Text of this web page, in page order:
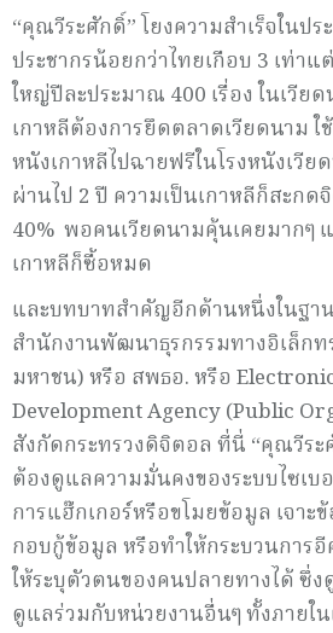
“คุณวีระศักดิ์” โยงความสำเร็จในปร
ประชากรน้อยกว่าไทยเกือบ 3 เท่าแ
ใหญ่ปีละประมาณ 400 เรื่อง ในเวีย
เกาหลีต้องการยึดตลาดเวียดนาม ใช้
หนังเกาหลีไปฉายฟรีในโรงหนังเวีย
ผ่านไป 2 ปี ความเป็นเกาหลีก็สะกด
40% พอคนเวียดนามคุ้นเคยมากๆ
เกาหลีก็ซื้อหมด
และบทบาทสำคัญอีกด้านหนึ่งในฐา
สำนักงานพัฒนาธุรกรรมทางอิเล็ก
มหาชน) หรือ สพธอ. หรือ
Development Agency (Public
สังกัดกระทรวงดิจิตอล ที่นี่ “คุณวีระ
ต้องดูแลความมั่นคงของระบบไซเบ
การแฮ๊กเกอร์หรือขโมยข้อมูล เจาะ
กอบกู้ข้อมูล หรือทำให้กระบวนการอี
ให้ระบุตัวตนของคนปลายทางได้ ซึ่
ดูแลร่วมกับหน่วยงานอื่นๆ ทั้งภายใน